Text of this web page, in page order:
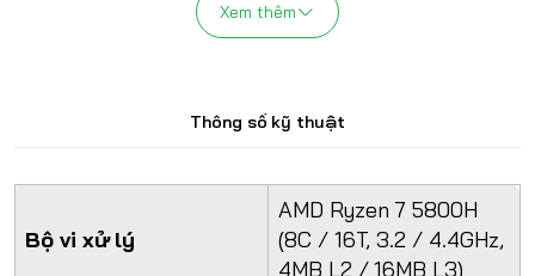
đang thu hút sự chú ý và đánh giá
biệt là cộng đồng game thủ trong thời gian vừa qua.
Được biết đến với thiết kế đơn giản, nhưng vô cùng
lịch sự, chiếc laptop này không chỉ làm say đắm
Xem thêm
Thông số kỹ thuật
Bộ vi xử lý
AMD Ryzen 7 5800H
(8C / 16T, 3.2 / 4.4GHz,
4MB L2 / 16MB L3)